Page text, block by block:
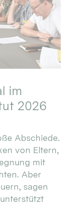
im
2026
Abschiede.
von Eltern,
mit
Aber
sagen